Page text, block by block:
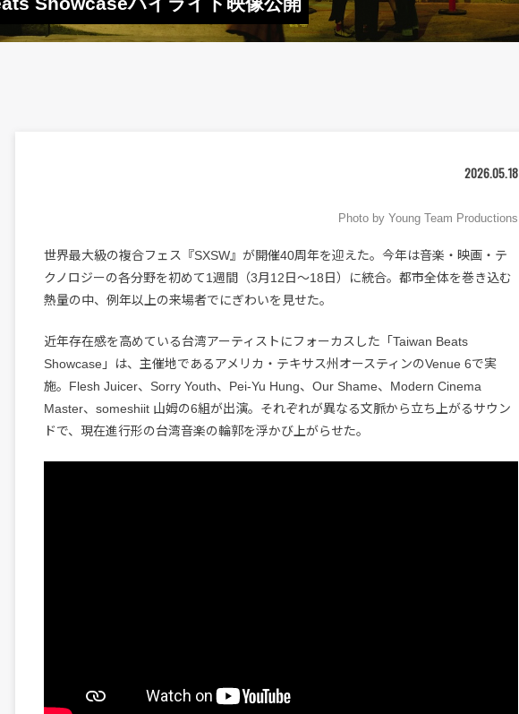
2026.05.18
Photo by Young Team Productions
世界最大級の複合フェス『SXSW』が開催40周年を迎えた。今年は音楽・映画・テ
クノロジーの各分野を初めて1週間（3月12日～18日）に統合。都市全体を巻き込む
熱量の中、例年以上の来場者でにぎわいを見せた。
近年存在感を高めている台湾アーティストにフォーカスした「Taiwan Beats
Showcase」は、主催地であるアメリカ・テキサス州オースティンのVenue 6で実
施。Flesh Juicer、Sorry Youth、Pei-Yu Hung、Our Shame、Modern Cinema
Master、someshiit 山姆の6組が出演。それぞれが異なる文脈から立ち上がるサウン
ドで、現在進行形の台湾音楽の輪郭を浮かび上がらせた。